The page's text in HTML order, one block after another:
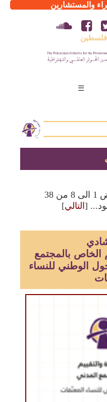
والمستشارين
فلسطين
☰
عرض 1 الى 8 من 38
[التالي]
الخاص بالمجتمع
الوطني للنساء